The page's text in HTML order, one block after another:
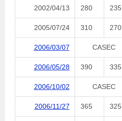
2002/04/13 280 235
2005/07/24 310 270
2006/03/07 CASEC
2006/05/28 390 335
2006/10/02 CASEC
2006/11/27 365 325